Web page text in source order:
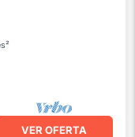
VER OFERTA